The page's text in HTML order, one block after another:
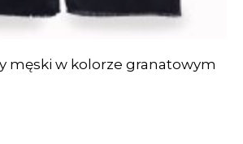
męski w kolorze granatowym